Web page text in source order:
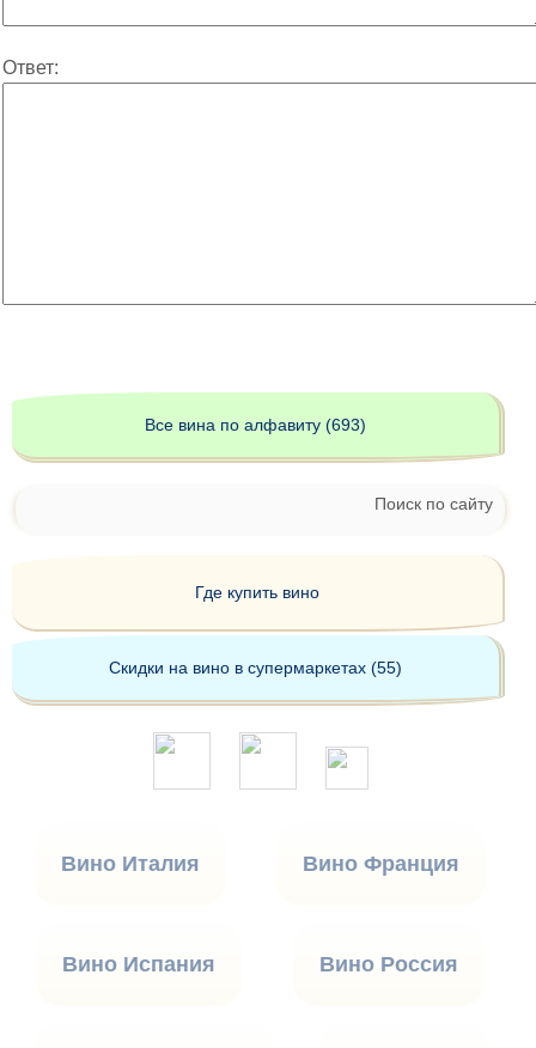
Ответ:
Все вина по алфавиту (693)
Поиск по сайту
Где купить вино
Скидки на вино в супермаркетах (55)
Вино Италия Вино Франция
Вино Испания Вино Россия